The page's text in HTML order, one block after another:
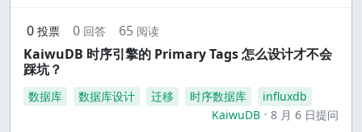
0 投票 0 回答 65 阅读
KaiwuDB 时序引擎的 Primary Tags 怎么设计才不会
踩坑？
数据库 数据库设计 迁移 时序数据库
influxdb
KaiwuDB
8 月 6 日提问